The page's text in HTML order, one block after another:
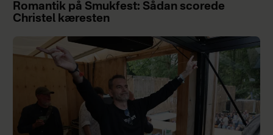
Romantik på Smukfest: Sådan scorede
Christel kæresten